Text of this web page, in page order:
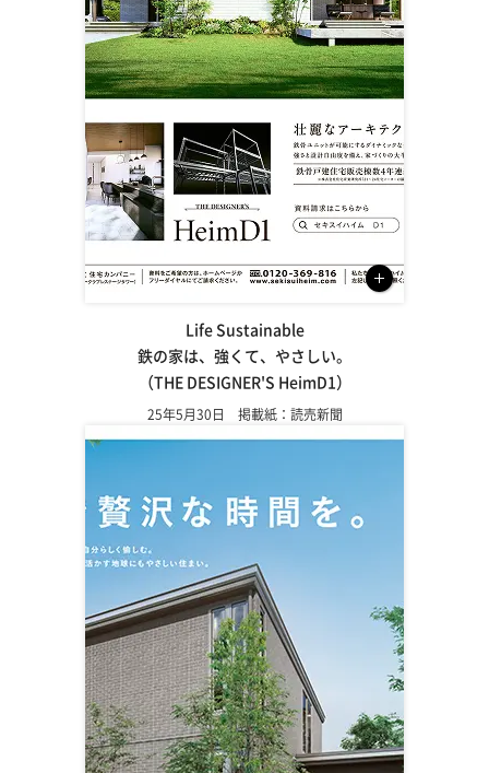
Life Sustainable
鉄の家は、強くて、やさしい。
（THE DESIGNER'S HeimD1）
25年5月30日 掲載紙：読売新聞